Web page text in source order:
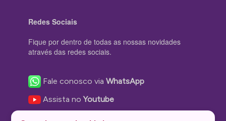
Redes Sociais
Fique por dentro de todas as nossas novidades
através das redes sociais.
Fale conosco viaWhatsApp
Assista noYoutube